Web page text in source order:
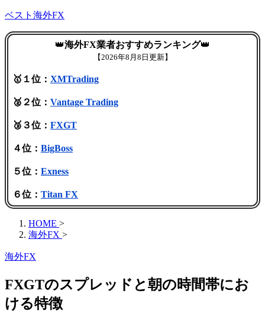
ベスト海外FX
👑海外FX業者おすすめランキング👑
【2026年8月8日更新】
🥇１位： XMTrading
🥈２位： Vantage Trading
🥉３位： FXGT
４位： BigBoss
５位： Exness
６位： Titan FX
HOME >
海外FX >
海外FX
FXGTのスプレッドと朝の時間帯にお
ける特徴